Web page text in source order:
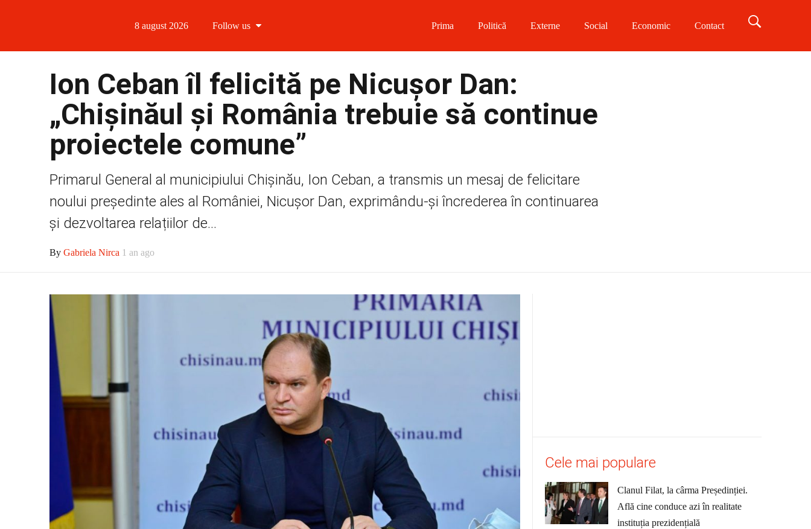
8 august 2026 Follow us
Follow us on Twitter
Prima Politică Externe Social Economic Contact
Ion Ceban îl felicită pe Nicușor Dan:
„Chișinăul și România trebuie să continue
proiectele comune”
Primarul General al municipiului Chișinău, Ion Ceban, a transmis un mesaj de felicitare
noului președinte ales al României, Nicușor Dan, exprimându-și încrederea în continuarea
și dezvoltarea relațiilor de...
By Gabriela Nirca 1 an ago
Cele mai populare
Clanul Filat, la cârma Președinției.
Află cine conduce azi în realitate
instituția prezidențială